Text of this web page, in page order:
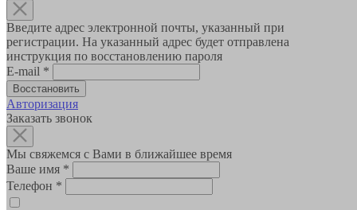
Введите адрес электронной почты, указанный при
регистрации. На указанный адрес будет отправлена
инструкция по восстановлению пароля
E-mail *
Авторизация
Заказать звонок
Мы свяжемся с Вами в ближайшее время
Ваше имя *
Телефон *